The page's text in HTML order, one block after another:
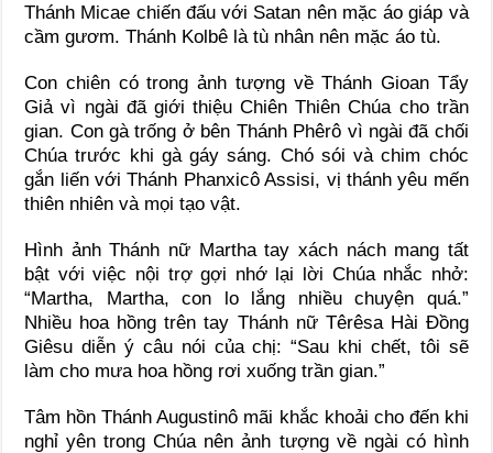
Thánh Micae chiến đấu với Satan nên mặc áo giáp và
cầm gươm. Thánh Kolbê là tù nhân nên mặc áo tù.
Con chiên có trong ảnh tượng về Thánh Gioan Tẩy
Giả vì ngài đã giới thiệu Chiên Thiên Chúa cho trần
gian. Con gà trống ở bên Thánh Phêrô vì ngài đã chối
Chúa trước khi gà gáy sáng. Chó sói và chim chóc
gắn liến với Thánh Phanxicô Assisi, vị thánh yêu mến
thiên nhiên và mọi tạo vật.
Hình ảnh Thánh nữ Martha tay xách nách mang tất
bật với việc nội trợ gợi nhớ lại lời Chúa nhắc nhở:
“Martha, Martha, con lo lắng nhiều chuyện quá.”
Nhiều hoa hồng trên tay Thánh nữ Têrêsa Hài Đồng
Giêsu diễn ý câu nói của chị: “Sau khi chết, tôi sẽ
làm cho mưa hoa hồng rơi xuống trần gian.”
Tâm hồn Thánh Augustinô mãi khắc khoải cho đến khi
nghỉ yên trong Chúa nên ảnh tượng về ngài có hình